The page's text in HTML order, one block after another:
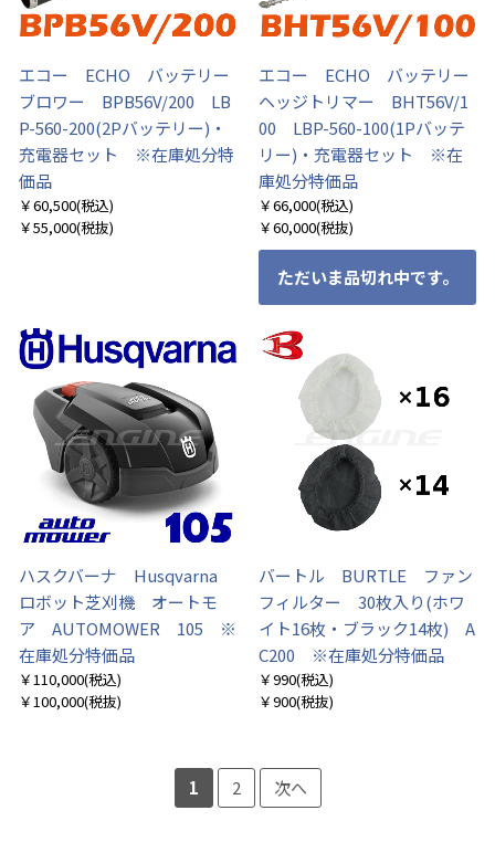
エコー ECHO バッテリー
ブロワー BPB56V/200 LB
P-560-200(2Pバッテリー)・
充電器セット ※在庫処分特
価品
￥60,500(税込)
￥55,000(税抜)
エコー ECHO バッテリー
ヘッジトリマー BHT56V/1
00 LBP-560-100(1Pバッテ
リー)・充電器セット ※在
庫処分特価品
￥66,000(税込)
￥60,000(税抜)
ただいま品切れ中です。
ハスクバーナ Husqvarna
ロボット芝刈機 オートモ
ア AUTOMOWER 105 ※
在庫処分特価品
￥110,000(税込)
￥100,000(税抜)
バートル BURTLE ファン
フィルター 30枚入り(ホワ
イト16枚・ブラック14枚) A
C200 ※在庫処分特価品
￥990(税込)
￥900(税抜)
1 2 次へ